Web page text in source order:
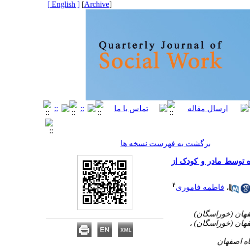
[
Archive
]
[ English ]
برگشت به فهرست نسخه ها
توسط مادر و کودک از
، فاطمه فاموری۴